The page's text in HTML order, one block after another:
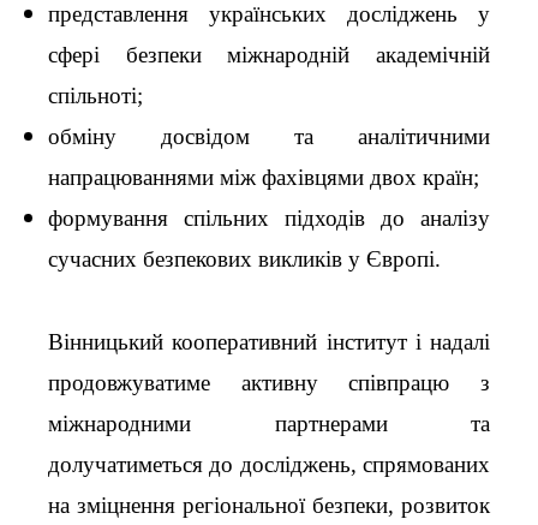
представлення українських досліджень у
сфері безпеки міжнародній академічній
спільноті;
обміну досвідом та аналітичними
напрацюваннями між фахівцями двох країн;
формування спільних підходів до аналізу
сучасних безпекових викликів у Європі.
Вінницький кооперативний інститут і надалі
продовжуватиме активну співпрацю з
міжнародними партнерами та
долучатиметься до досліджень, спрямованих
на зміцнення регіональної безпеки, розвиток